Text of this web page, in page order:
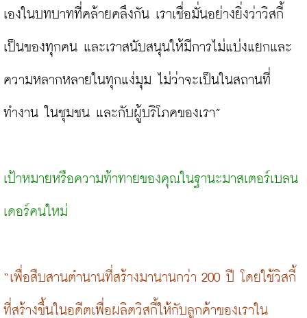
เองในบทบาทที่คล้ายคลึงกัน เราเชื่อมั่นอย่างยิ่งว่าวิสกี้
เป็นของทุกคน และเราสนับสนุนให้มีการไม่แบ่งแยกและ
ความหลากหลายในทุกแง่มุม ไม่ว่าจะเป็นในสถานที่
ทำงาน ในชุมชน และกับผู้บริโภคของเรา”
เป้าหมายหรือความท้าทายของคุณในฐานะมาสเตอร์เบลน
เดอร์คนใหม่
“เพื่อสืบสานตำนานที่สร้างมานานกว่า 200 ปี โดยใช้วิสกี้
ที่สร้างขึ้นในอดีตเพื่อผลิตวิสกี้ให้กับลูกค้าของเราใน